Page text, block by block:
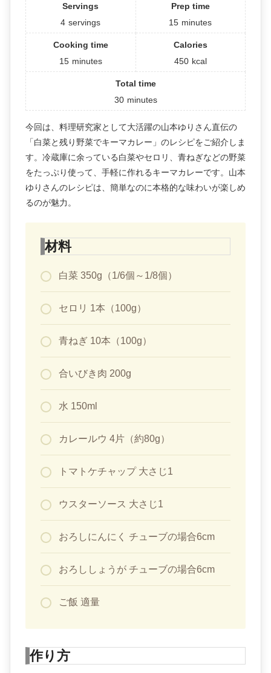
Servings
4 servings
Prep time
15 minutes
Cooking time
15 minutes
Calories
450 kcal
Total time
30 minutes
今回は、料理研究家として大活躍の山本ゆりさん直伝の
「白菜と残り野菜でキーマカレー」のレシピをご紹介しま
す。冷蔵庫に余っている白菜やセロリ、青ねぎなどの野菜
をたっぷり使って、手軽に作れるキーマカレーです。山本
ゆりさんのレシピは、簡単なのに本格的な味わいが楽しめ
るのが魅力。
材料
白菜 350g（1/6個～1/8個）
セロリ 1本（100g）
青ねぎ 10本（100g）
合いびき肉 200g
水 150ml
カレールウ 4片（約80g）
トマトケチャップ 大さじ1
ウスターソース 大さじ1
おろしにんにく チューブの場合6cm
おろししょうが チューブの場合6cm
ご飯 適量
作り方